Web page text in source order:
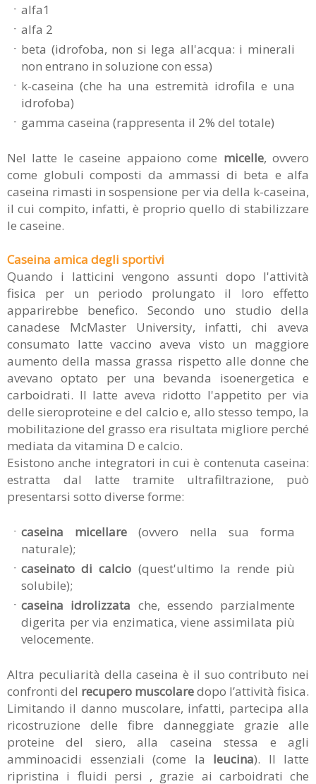
alfa1
alfa 2
beta (idrofoba, non si lega all'acqua: i minerali
non entrano in soluzione con essa)
k-caseina (che ha una estremità idrofila e una
idrofoba)
gamma caseina (rappresenta il 2% del totale)
Nel latte le caseine appaiono come micelle, ovvero
come globuli composti da ammassi di beta e alfa
caseina rimasti in sospensione per via della k-caseina,
il cui compito, infatti, è proprio quello di stabilizzare
le caseine.
Caseina amica degli sportivi
Quando i latticini vengono assunti dopo l'attività
fisica per un periodo prolungato il loro effetto
apparirebbe benefico. Secondo uno studio della
canadese McMaster University, infatti, chi aveva
consumato latte vaccino aveva visto un maggiore
aumento della massa grassa rispetto alle donne che
avevano optato per una bevanda isoenergetica e
carboidrati. Il latte aveva ridotto l'appetito per via
delle sieroproteine e del calcio e, allo stesso tempo, la
mobilitazione del grasso era risultata migliore perché
mediata da vitamina D e calcio.
Esistono anche integratori in cui è contenuta caseina:
estratta dal latte tramite ultrafiltrazione, può
presentarsi sotto diverse forme:
caseina micellare (ovvero nella sua forma
naturale);
caseinato di calcio (quest'ultimo la rende più
solubile);
caseina idrolizzata che, essendo parzialmente
digerita per via enzimatica, viene assimilata più
velocemente.
Altra peculiarità della caseina è il suo contributo nei
confronti del recupero muscolaredopo l’attività fisica.
Limitando il danno muscolare, infatti, partecipa alla
ricostruzione delle fibre danneggiate grazie alle
proteine del siero, alla caseina stessa e agli
amminoacidi essenziali (come la leucina). Il latte
ripristina i fluidi persi , grazie ai carboidrati che